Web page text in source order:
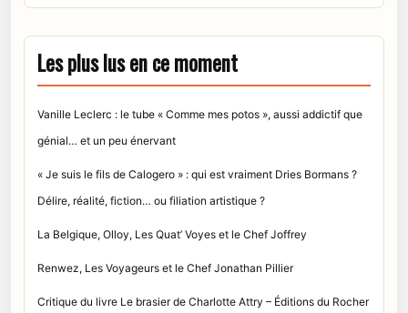
Les plus lus en ce moment
Vanille Leclerc : le tube « Comme mes potos », aussi addictif que
génial… et un peu énervant
« Je suis le fils de Calogero » : qui est vraiment Dries Bormans ?
Délire, réalité, fiction… ou filiation artistique ?
La Belgique, Olloy, Les Quat’ Voyes et le Chef Joffrey
Renwez, Les Voyageurs et le Chef Jonathan Pillier
Critique du livre Le brasier de Charlotte Attry – Éditions du Rocher